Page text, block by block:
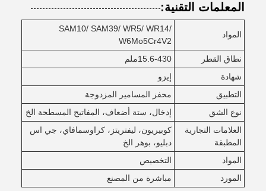
المعلمات التقنية:
المواد
SAM10/ SAM39/ WR5/ WR14/
W6Mo5Cr4V2
نطاق القطر
15.6-430ملم
شهادة
إيزو
التطبيق
محفز المسامير المزدوجة
نوع الشق
إدخال، ستة أضعاف، المفاتيح المسطحة الخ
العلامات التجارية
المطبقة
كوبيريون، ليفتريتز، كراوسمافاي، جي اس
دبليو، بوهر الخ
المواد
التخصيص
المورد
مباشرة من المصنع